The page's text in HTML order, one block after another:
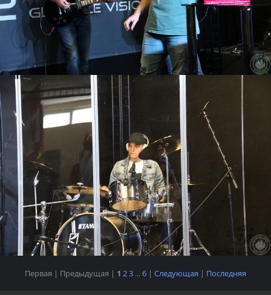
Первая | Предыдущая | 1 23 ...6 | Следующая | Последняя